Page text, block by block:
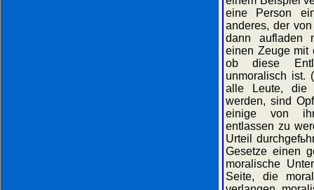
eine Person
anderes, der
dann aufladen
einen Zeuge mit
ob diese
unmoralisch ist.
alle Leute, die
werden, sind
einige von
entlassen zu
Urteil
Gesetze einen
moralische
Seite, die